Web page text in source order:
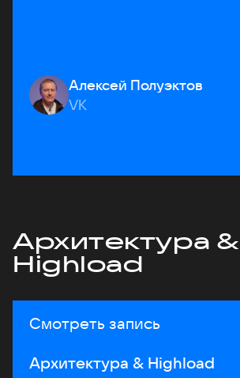
Алексей Полуэктов
VK
Архитектура &
Highload
Смотреть запись
Архитектура & Highload